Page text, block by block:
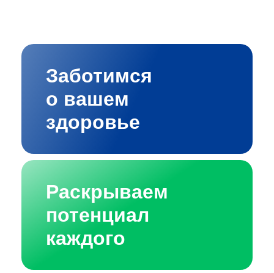
Заботимся
о вашем
здоровье
Раскрываем
потенциал
каждого